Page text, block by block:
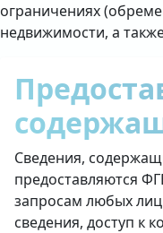
ограничениях
недвижимости, а
Сведения,
предоставляются
запросам любых
сведения, доступ к